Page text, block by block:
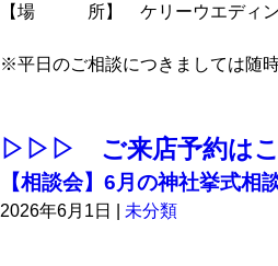
【場 所】 ケリーウエディング
※平日のご相談につきましては随
▷▷▷ ご来店予約はこ
【相談会】6月の神社挙式相
2026年6月1日 未分類